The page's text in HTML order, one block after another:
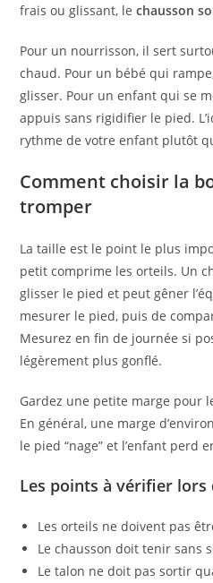
frais ou glissant, lechausson
Pour un nourrisson, il sert
chaud. Pour un bébé qui
glisser. Pour un enfant qui se
appuis sans rigidifier le pied.
rythme de votre enfant plutôt
Comment choisir la
tromper
La taille est le point le plus
petit comprime les orteils. Un
glisser le pied et peut gêner
mesurer le pied, puis de
Mesurez en fin de journée si
légèrement plus gonflé.
Gardez une petite marge pour
En général, une marge
le pied “nage” et l’enfant perd
Les points à vérifier lors
Les orteils ne doivent pas
Le chausson doit tenir sans
Le talon ne doit pas sortir